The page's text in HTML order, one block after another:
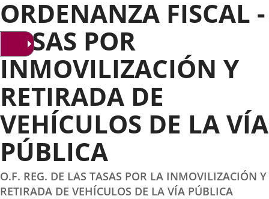
ORDENANZA FISCAL -
TASAS POR
INMOVILIZACIÓN Y
RETIRADA DE
VEHÍCULOS DE LA VÍA
PÚBLICA
O.F. REG. DE LAS TASAS POR LA INMOVILIZACIÓN Y
RETIRADA DE VEHÍCULOS DE LA VÍA PÚBLICA